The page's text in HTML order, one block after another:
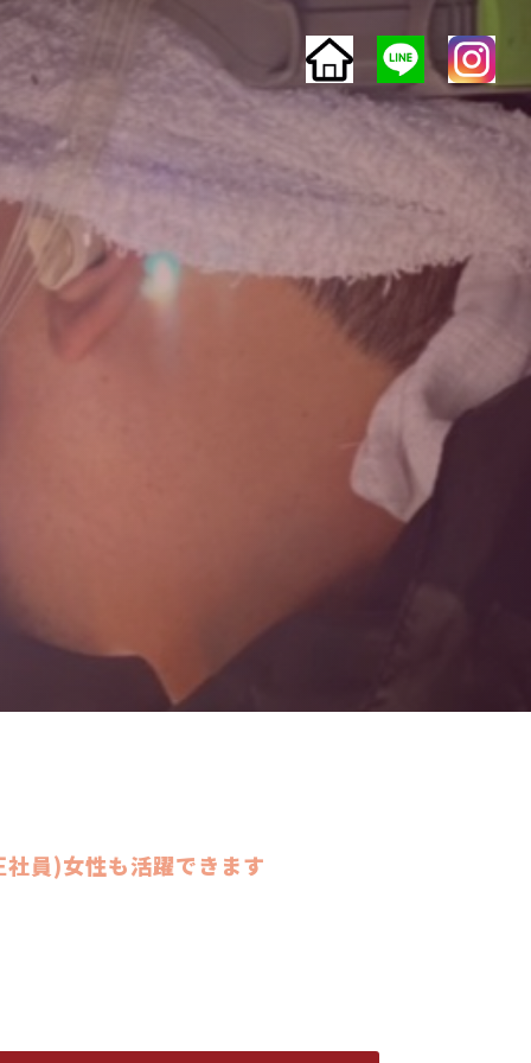
員)女性も活躍できます